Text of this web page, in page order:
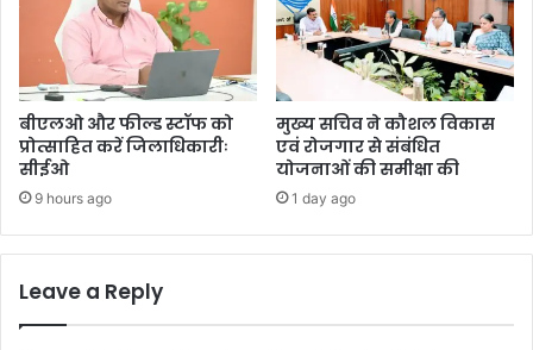
बीएलओ और फील्ड स्टॉफ को
प्रोत्साहित करें जिलाधिकारीः
सीईओ
9 hours ago
मुख्य सचिव ने कौशल विकास
एवं रोजगार से संबंधित
योजनाओं की समीक्षा की
1 day ago
Leave a Reply